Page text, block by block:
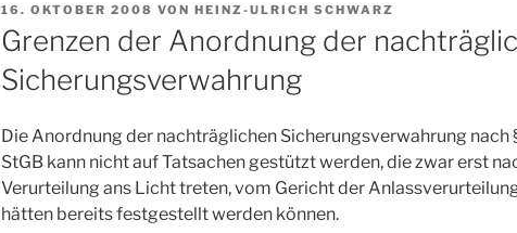
VERÖFFENTLICHT
AM
16. OKTOBER 2008 VON HEINZ-ULRICH SCHWARZ
Grenzen der Anordnung der
Sicherungsverwahrung
Die Anordnung der nachträglichen Sicherungsverwahrung nach
StGB kann nicht auf Tatsachen gestützt werden, die zwar erst
Verurteilung ans Licht treten, vom Gericht der
hätten bereits festgestellt werden können.